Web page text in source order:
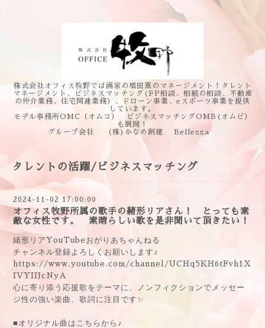
株式会社オフィス牧野では画家の増田薫のマネージメント！タレント
マネージメント、ビジネスマッチング(FP相談、相続の相談、不動産
の仲介業務、住宅関連業務）、ドローン事業、eスポーツ事業を提供
しています。
モデル事務所OMC（オムコ） ビジネスマッチングOMB(オムビ）
も展開！
グループ会社 (株)かなめ創建 Bellezza
タレントの活躍/ビジネスマッチング
2024-11-02 17:00:00
オフィス牧野所属の歌手の緒形リアさん！ とっても素
敵な女性です。 素晴らしい歌を是非聞いて頂きたい！
緒形リアYouTube おがりあちゃんねる
チャンネル登録よろしくお願いします♪
https://www.youtube.com/channel/UCHq5KH6tFvh1X
IVYIIJcNyA
心に寄り添う応援歌をテーマに、ノンフィクションでメッセー
ジ性の強い楽曲、歌詞に注目です✨
■オリジナル曲はこちらから♪